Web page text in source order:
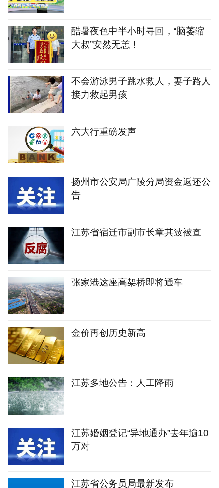
酷暑夜色中半小时寻回，“脑萎缩
大叔”安然无恙！
不会游泳男子跳水救人，妻子路人
接力救起男孩
六大行重磅发声
扬州市公安局广陵分局资金返还公
告
江苏省宿迁市副市长章其波被查
张家港这座高架桥即将通车
金价再创历史新高
江苏多地公告：人工降雨
江苏婚姻登记“异地通办”去年逾10
万对
江苏省公务员局最新发布